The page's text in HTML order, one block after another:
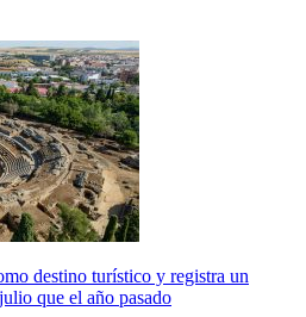
destino turístico y registra un
que el año pasado